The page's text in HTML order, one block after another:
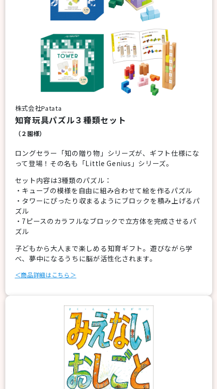
株式会社Patata
知育玩具パズル３種類セット
（２園様）
ロングセラー「知の贈り物」シリーズが、ギフト仕様にな
って登場！その名も「Little Genius」シリーズ。
セット内容は3種類のパズル：
・キューブの模様を自由に組み合わせて絵を作るパズル
・タワーにぴったり収まるようにブロックを積み上げるパ
ズル
・7ピースのカラフルなブロックで立方体を完成させるパ
ズル
子どもから大人まで楽しめる知育ギフト。遊びながら学
べ、夢中になるうちに脳が活性化されます。
＜商品詳細はこちら＞